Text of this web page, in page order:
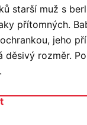
starší muž s
přítomných.
jeho
děsivý rozměr.